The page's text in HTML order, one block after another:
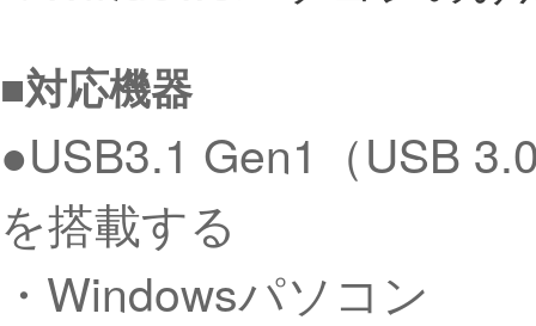
■対応機器
●USB3.1 Gen1（USB
を搭載する
・Windowsパソコン